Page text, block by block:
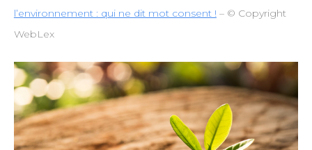
l’environnement : qui ne dit mot consent !– © Copyright
WebLex